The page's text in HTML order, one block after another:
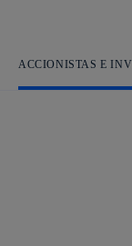
ACCIONISTAS E